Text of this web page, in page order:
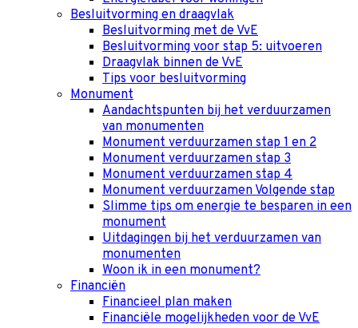
Besluitvorming en draagvlak
Besluitvorming met de VvE
Besluitvorming voor stap 5: uitvoeren
Draagvlak binnen de VvE
Tips voor besluitvorming
Monument
Aandachtspunten bij het verduurzamen
van monumenten
Monument verduurzamen stap 1 en 2
Monument verduurzamen stap 3
Monument verduurzamen stap 4
Monument verduurzamen Volgende stap
Slimme tips om energie te besparen in een
monument
Uitdagingen bij het verduurzamen van
monumenten
Woon ik in een monument?
Financiën
Financieel plan maken
Financiële mogelijkheden voor de VvE